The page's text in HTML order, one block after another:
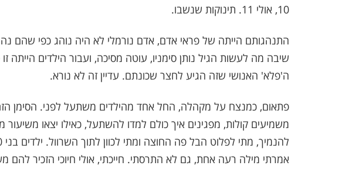
10, אולי 11. תינוקות שנשבו.
התנהגותם הייתה של פראי אדם, אדם נורמלי לא היה נוהג כפי שהם
שיבה מה לעשות הגיל נותן סימניו, עוטה מסיכה, ועבור הילדים הייתה
ה'פלא' האנושי שזה הגיע לחצר שכונתם. עדיין זה לא נורא.
פתאום, כמנצח על מקהלה, החל אחד מהילדים משתעל לפני. הסימן
משמיעים קולות, מפגינים איך כולם למדו להשתעל, כאילו יצאו
אמרתי מילה רעה אחת, גם לא התרסתי. חייכתי, אולי חיוכי הזכיר להם